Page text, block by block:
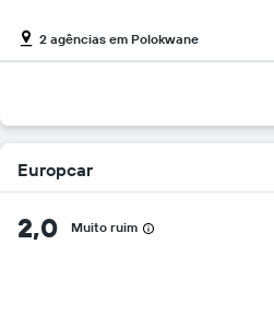
2 agências em Polokwane
Europcar
2,0 Muito ruim